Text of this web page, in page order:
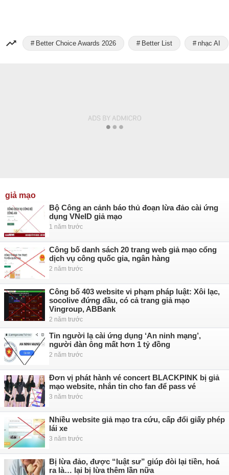
Better Choice Awards 2026 Better List nhạc AI
giả mạo
Bộ Công an cảnh báo thủ đoạn lừa đảo cài ứng
dụng VNeID giả mạo
1 năm trước
Công bố danh sách 20 trang web giả mạo cổng
dịch vụ công quốc gia, ngân hàng
2 năm trước
Công bố 403 website vi phạm pháp luật: Xôi lạc,
socolive đứng đầu, có cả trang giả mạo
Vingroup, ABBank
2 năm trước
Tin người lạ cài ứng dụng ‘An ninh mạng’,
người đàn ông mất hơn 1 tỷ đồng
2 năm trước
Đơn vị phát hành vé concert BLACKPINK bị giả
mạo website, nhắn tin cho fan để pass vé
3 năm trước
Nhiều website giả mạo tra cứu, cấp đổi giấy phép
lái xe
3 năm trước
Bị lừa đảo, được “luật sư” giúp đòi lại tiền, hoá
ra là… lại bị lừa thêm lần nữa